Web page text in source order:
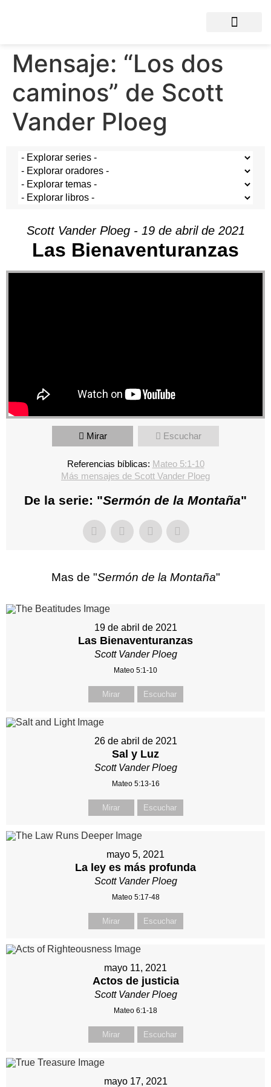
Mensaje: “Los dos
caminos” de Scott
Vander Ploeg
Scott Vander Ploeg - 19 de abril de 2021
Las Bienaventuranzas
Mirar Escuchar
Referencias bíblicas: Mateo 5:1-10
Más mensajes de Scott Vander Ploeg
De la serie: "Sermón de la Montaña"
Mas de "Sermón de la Montaña"
19 de abril de 2021
Las Bienaventuranzas
Scott Vander Ploeg
Mateo 5:1-10
Mirar Escuchar
26 de abril de 2021
Sal y Luz
Scott Vander Ploeg
Mateo 5:13-16
Mirar Escuchar
mayo 5, 2021
La ley es más profunda
Scott Vander Ploeg
Mateo 5:17-48
Mirar Escuchar
mayo 11, 2021
Actos de justicia
Scott Vander Ploeg
Mateo 6:1-18
Mirar Escuchar
mayo 17, 2021